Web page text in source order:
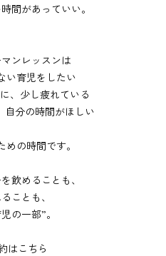
間があっていい。
ンレッスンは
い育児をしたい
、少し疲れている
分の時間がほしい
めの時間です。
飲めることも、
ことも、
の一部”。
はこちら